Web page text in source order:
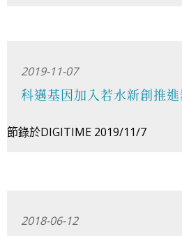
2019-11-07
科邁基因加入若水新創推進
節錄於DIGITIME 2019/11/7
2018-06-12